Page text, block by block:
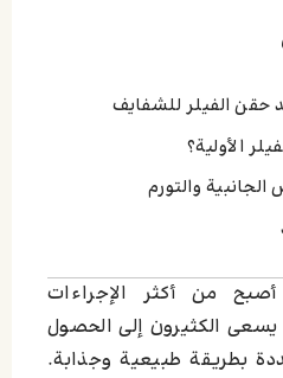
حقن الفيلر للشفايف
الأولية؟
والتورم
من أكثر الإجراءات
يسعى الكثيرون إلى الحصول
بطريقة طبيعية وجذابة.